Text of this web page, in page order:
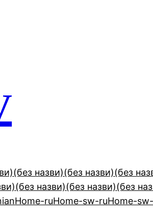
(без назви)(без назви)(без
(без назви)(без назви)(без
Home-ruHome-sw-ruHome-